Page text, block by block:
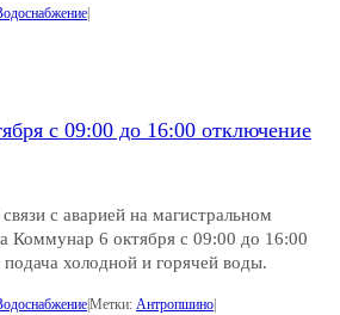
с 09:00 до 16:00 отключение
с аварией на магистральном
Коммунар 6 октября с 09:00 до 16:00
подача холодной и горячей воды.
Метки: Антропшино